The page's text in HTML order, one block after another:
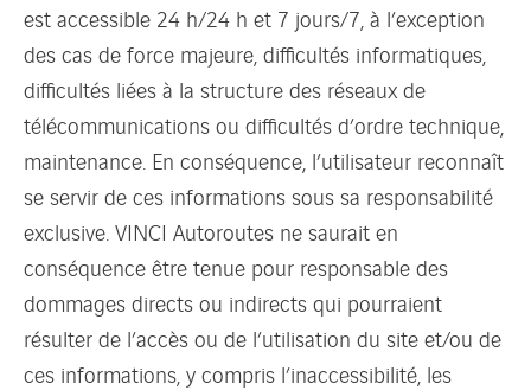
est accessible 24 h/24 h et 7 jours/7, à l’exception
des cas de force majeure, difficultés informatiques,
difficultés liées à la structure des réseaux de
télécommunications ou difficultés d’ordre technique,
maintenance. En conséquence, l’utilisateur reconnaît
se servir de ces informations sous sa responsabilité
exclusive. VINCI Autoroutes ne saurait en
conséquence être tenue pour responsable des
dommages directs ou indirects qui pourraient
résulter de l’accès ou de l’utilisation du site et/ou de
ces informations, y compris l’inaccessibilité, les